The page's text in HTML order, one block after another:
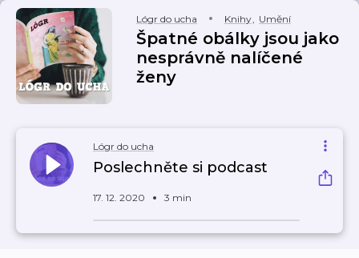
Lógr do ucha Knihy, Umění
Špatné obálky jsou jako
nesprávně nalíčené
ženy
Lógr do ucha
Poslechněte si podcast
17. 12. 2020 3 min